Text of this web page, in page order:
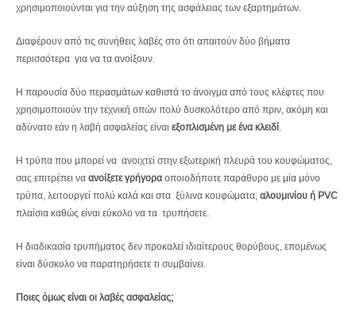
χρησιμοποιούνται για την αύξηση της ασφάλειας των εξαρτημάτων.
Διαφέρουν από τις συνήθεις λαβές στο ότι απαιτούν δύο βήματα
περισσότερα για να τα ανοίξουν.
Η παρουσία δύο περασμάτων καθιστά το άνοιγμα από τους κλέφτες που
χρησιμοποιούν την τεχνική οπών πολύ δυσκολότερο από πριν, ακόμη και
αδύνατο εάν η λαβή ασφαλείας είναι εξοπλισμένη με ένα κλειδί
Η τρύπα που μπορεί να ανοιχτεί στην εξωτερική πλευρά του κουφώματος,
σας επιτρέπει να ανοίξετε γρήγορα οποιοδήποτε παράθυρο με μία μόνο
τρύπα, λειτουργεί πολύ καλά και στα ξύλινα κουφώματα, αλουμινίου ή PVC
πλαίσια καθώς είναι εύκολο να τα τρυπήσετε.
Η διαδικασία τρυπήματος δεν προκαλεί ιδιαίτερους θορύβους, επομένως
είναι δύσκολο να παρατηρήσετε τι συμβαίνει.
Ποιες όμως είναι οι λαβές ασφαλείας;